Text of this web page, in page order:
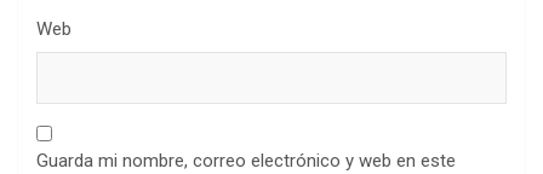
Web
Guarda mi nombre, correo electrónico y web en este